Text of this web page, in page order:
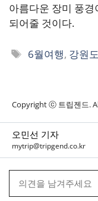
아름다운 장미 풍
되어줄 것이다.
태
6월여행, 강원
Copyright ⓒ 트립젠드.
오민선 기자
mytrip@tripgend.co.kr